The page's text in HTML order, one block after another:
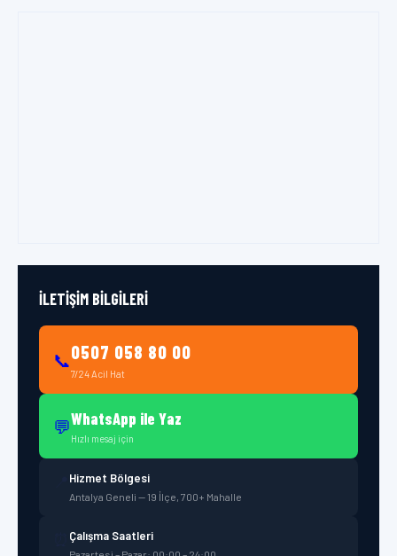
İLETIŞIM BILGILERI
📞0507 058 80 00
7/24 Acil Hat
💬WhatsApp ile Yaz
Hızlı mesaj için
Hizmet Bölgesi
Antalya Geneli — 19 İlçe, 700+ Mahalle
Çalışma Saatleri